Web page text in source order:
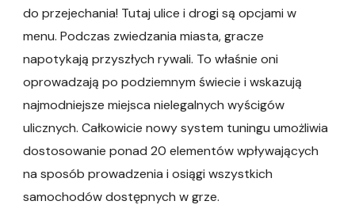
do przejechania! Tutaj ulice i drogi są opcjami w
menu. Podczas zwiedzania miasta, gracze
napotykają przyszłych rywali. To właśnie oni
oprowadzają po podziemnym świecie i wskazują
najmodniejsze miejsca nielegalnych wyścigów
ulicznych. Całkowicie nowy system tuningu umożliwia
dostosowanie ponad 20 elementów wpływających
na sposób prowadzenia i osiągi wszystkich
samochodów dostępnych w grze.